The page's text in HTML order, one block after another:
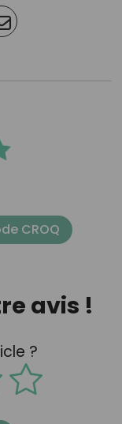
CROQ
avis !
?